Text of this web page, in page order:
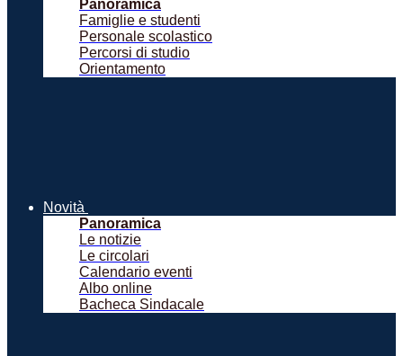
Panoramica
Famiglie e studenti
Personale scolastico
Percorsi di studio
Orientamento
Novità
Panoramica
Le notizie
Le circolari
Calendario eventi
Albo online
Bacheca Sindacale